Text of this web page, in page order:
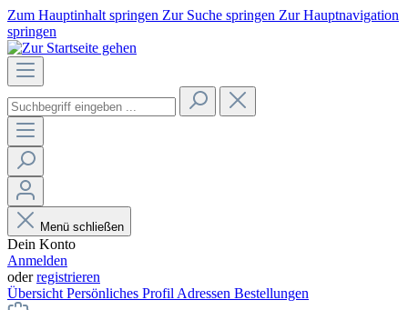
Zum Hauptinhalt springen Zur Suche springen Zur Hauptnavigation
springen
Menü schließen
Dein Konto
Anmelden
oderregistrieren
Übersicht Persönliches Profil Adressen Bestellungen